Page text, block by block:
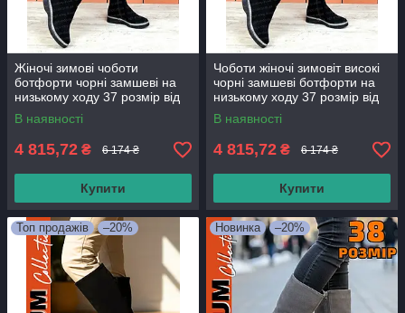
Жіночі зимові чоботи
ботфорти чорні замшеві на
низькому ходу 37 розмір від
виробника
В наявності
4 815,72 ₴ 6 174 ₴
Купити
Чоботи жіночі зимовіт високі
чорні замшеві ботфорти на
низькому ходу 37 розмір від
виробника
В наявності
4 815,72 ₴ 6 174 ₴
Купити
Топ продажів –20% Новинка –20%